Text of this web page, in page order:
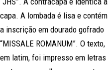
capa. A lombada é lisa e contém
a inscrição em dourado gofrado
“MISSALE ROMANUM”. O texto,
em latim, foi impresso em letras